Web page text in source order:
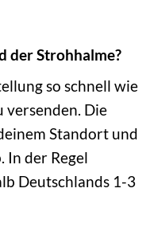
der Strohhalme?
so schnell wie
versenden. Die
Standort und
In der Regel
Deutschlands 1-3